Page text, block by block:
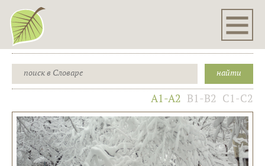
A1-A2 B1-B2 C1-C2